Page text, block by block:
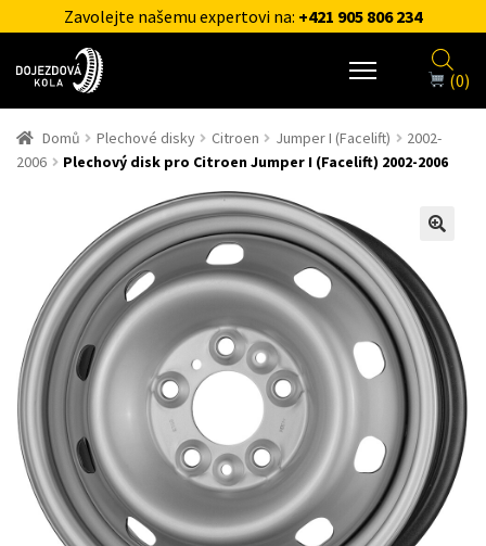
Zavolejte našemu expertovi na: +421 905 806 234
(0)
Domů Plechové disky Citroen Jumper I (Facelift)
2002-
2006
Plechový disk pro Citroen Jumper I (Facelift) 2002-2006